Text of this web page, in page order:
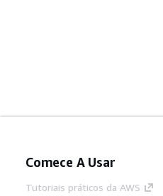
Comece A Usar
Tutoriais práticos da AWS